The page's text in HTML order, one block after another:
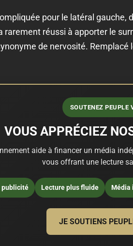
pour le latéral gauche,
réussi à apporter le
de nervosité.
SOUTENEZ PEUPLE
VOUS APPRÉCIEZ
aide à financer un média
vous offrant une lecture
publicité Lecture plus fluide Média
JE SOUTIENS